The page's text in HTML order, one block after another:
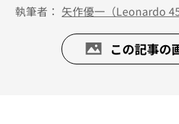
執筆者： 矢作優一（Leonardo 45
この記事の